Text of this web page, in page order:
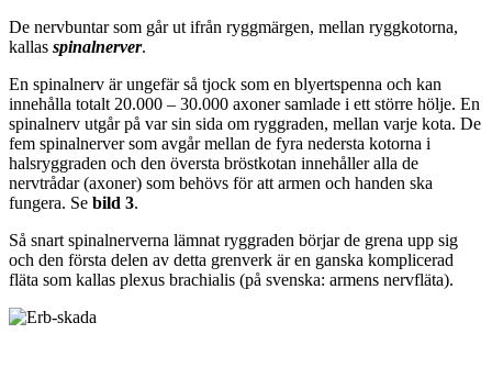
De nervbuntar som går ut ifrån ryggmärgen, mellan ryggkotorna,
kallas spinalnerver.
En spinalnerv är ungefär så tjock som en blyertspenna och kan
innehålla totalt 20.000 – 30.000 axoner samlade i ett större hölje. En
spinalnerv utgår på var sin sida om ryggraden, mellan varje kota. De
fem spinalnerver som avgår mellan de fyra nedersta kotorna i
halsryggraden och den översta bröstkotan innehåller alla de
nervtrådar (axoner) som behövs för att armen och handen ska
fungera. Se bild 3.
Så snart spinalnerverna lämnat ryggraden börjar de grena upp sig
och den första delen av detta grenverk är en ganska komplicerad
fläta som kallas plexus brachialis (på svenska: armens nervfläta).